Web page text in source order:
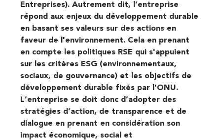
Entreprises). Autrement dit, l’entreprise
répond aux enjeux du développement durable
en basant ses valeurs sur des actions en
faveur de l'environnement. Cela en prenant
en compte les politiques RSE qui s'appuient
sur les critères ESG (environnementaux,
sociaux, de gouvernance) et les objectifs de
développement durable fixés par l'ONU.
L’entreprise se doit donc d’adopter des
stratégies d’action, de transparence et de
dialogue en prenant en considération son
impact économique, social et